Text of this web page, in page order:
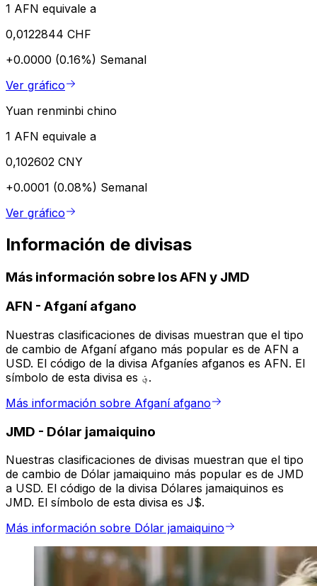
1 AFN equivale a
0,0122844 CHF
+0.0000 (0.16%) Semanal
Ver gráfico
Yuan renminbi chino
1 AFN equivale a
0,102602 CNY
+0.0001 (0.08%) Semanal
Ver gráfico
Información de divisas
Más información sobre los AFN y JMD
AFN - Afganí afgano
Nuestras clasificaciones de divisas muestran que el tipo
de cambio de Afganí afgano más popular es de AFN a
USD. El código de la divisa Afganíes afganos es AFN. El
símbolo de esta divisa es ؋.
Más información sobre Afganí afgano
JMD - Dólar jamaiquino
Nuestras clasificaciones de divisas muestran que el tipo
de cambio de Dólar jamaiquino más popular es de JMD
a USD. El código de la divisa Dólares jamaiquinos es
JMD. El símbolo de esta divisa es J$.
Más información sobre Dólar jamaiquino